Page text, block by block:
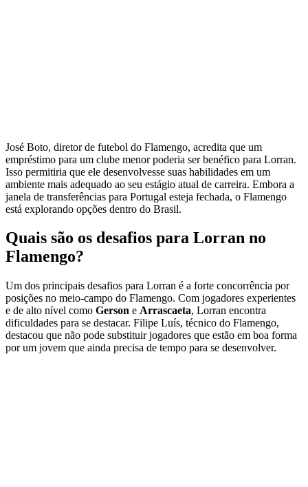
José Boto, diretor de futebol do Flamengo, acredita que um
empréstimo para um clube menor poderia ser benéfico para Lorran.
Isso permitiria que ele desenvolvesse suas habilidades em um
ambiente mais adequado ao seu estágio atual de carreira. Embora a
janela de transferências para Portugal esteja fechada, o Flamengo
está explorando opções dentro do Brasil.
Quais são os desafios para Lorran no
Flamengo?
Um dos principais desafios para Lorran é a forte concorrência por
posições no meio-campo do Flamengo. Com jogadores experientes
e de alto nível como Gerson e Arrascaeta, Lorran encontra
dificuldades para se destacar. Filipe Luís, técnico do Flamengo,
destacou que não pode substituir jogadores que estão em boa forma
por um jovem que ainda precisa de tempo para se desenvolver.